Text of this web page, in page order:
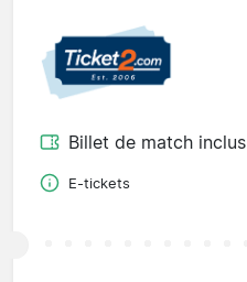
Billet de match inclus
E-tickets